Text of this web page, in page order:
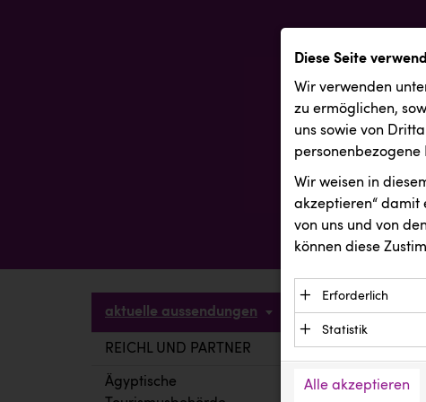
aktuelle aussendungen
REICHL UND PARTNER
Ägyptische
Diese Seite
Wir verwenden
zu ermöglichen,
uns sowie von
Wir weisen in
akzeptieren“ damit
von uns und von
können diese
Erforderlich
Essenzielle
Funktion der
Daten und
Anbieter: Eigentümer
Statistik
verstehen, wie
Alle akzeptieren